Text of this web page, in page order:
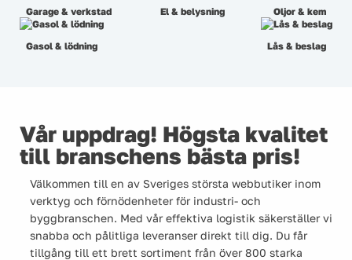
Garage & verkstad El & belysning Oljor & kem
Gasol & lödning Lås & beslag
Vår uppdrag! Högsta kvalitet
till branschens bästa pris!
Välkommen till en av Sveriges största webbutiker inom
verktyg och förnödenheter för industri- och
byggbranschen. Med vår effektiva logistik säkerställer vi
snabba och pålitliga leveranser direkt till dig. Du får
tillgång till ett brett sortiment från över 800 starka